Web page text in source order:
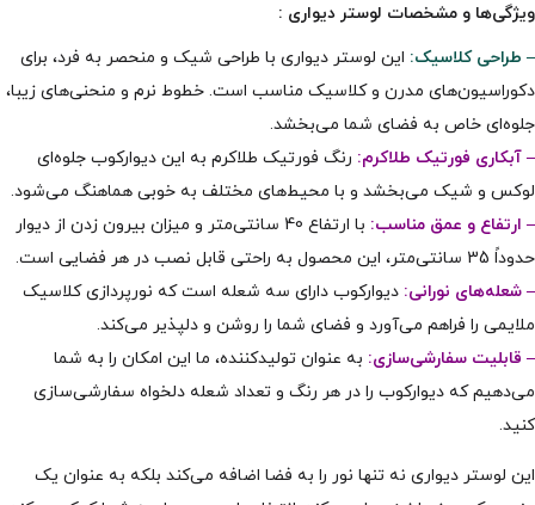
ویژگی‌ها و مشخصات لوستر دیواری :
– طراحی کلاسیک: این لوستر دیواری با طراحی شیک و منحصر به فرد، برای
دکوراسیون‌های مدرن و کلاسیک مناسب است. خطوط نرم و منحنی‌های زیبا،
جلوه‌ای خاص به فضای شما می‌بخشد.
– آبکاری فورتیک طلاکرم: رنگ فورتیک طلاکرم به این دیوارکوب جلوه‌ای
لوکس و شیک می‌بخشد و با محیط‌های مختلف به خوبی هماهنگ می‌شود.
– ارتفاع و عمق مناسب:
با ارتفاع 40 سانتی‌متر و میزان بیرون زدن از دیوار
حدوداً 35 سانتی‌متر، این محصول به راحتی قابل نصب در هر فضایی است.
– شعله‌های نورانی: دیوارکوب دارای سه شعله است که نورپردازی کلاسیک
ملایمی را فراهم می‌آورد و فضای شما را روشن و دلپذیر می‌کند.
– قابلیت سفارشی‌سازی: به عنوان تولیدکننده، ما این امکان را به شما
می‌دهیم که دیوارکوب را در هر رنگ و تعداد شعله دلخواه سفارشی‌سازی
کنید.
این لوستر دیواری نه تنها نور را به فضا اضافه می‌کند بلکه به عنوان یک